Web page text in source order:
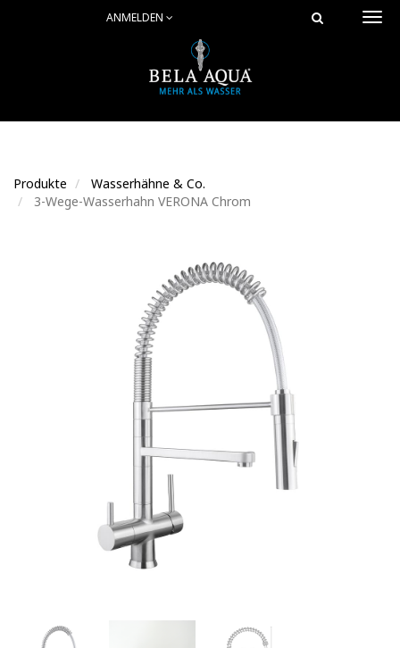
ANMELDEN
Produkte
Wasserhähne & Co.
3-Wege-Wasserhahn VERONA Chrom